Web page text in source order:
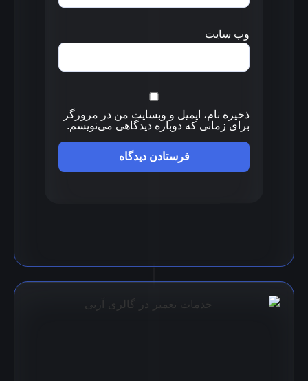
وب‌ سایت
ذخیره نام، ایمیل و وبسایت من در مرورگر
برای زمانی که دوباره دیدگاهی می‌نویسم.